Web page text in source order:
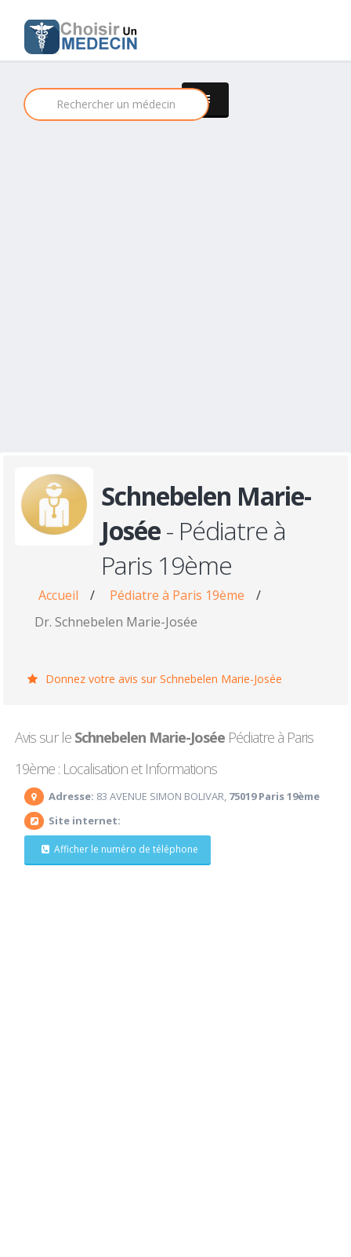
Schnebelen Marie-
Josée- Pédiatre à
Paris 19ème
Accueil / Pédiatre à Paris 19ème
/
Dr. Schnebelen Marie-Josée
Donnez votre avis sur Schnebelen Marie-Josée
Avis sur le Schnebelen Marie-Josée Pédiatre à Paris
19ème : Localisation et Informations
Adresse: 83 AVENUE SIMON BOLIVAR, 75019 Paris 19ème
Site internet:
Afficher le numéro de téléphone